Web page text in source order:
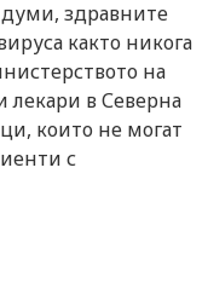
здравните
както никога
на
лекари в Северна
които не могат
с